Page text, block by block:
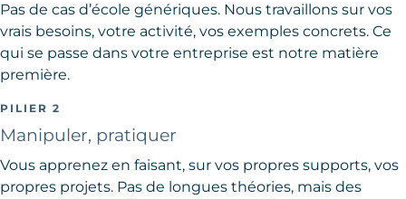
Pas de cas d’école génériques. Nous travaillons sur vos
vrais besoins, votre activité, vos exemples concrets. Ce
qui se passe dans votre entreprise est notre matière
première.
PILIER 2
Manipuler, pratiquer
Vous apprenez en faisant, sur vos propres supports, vos
propres projets. Pas de longues théories, mais des